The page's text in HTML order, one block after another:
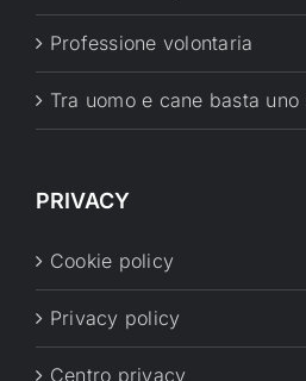
Professione volontaria
Tra uomo e cane basta uno
PRIVACY
Cookie policy
Privacy policy
Centro privacy